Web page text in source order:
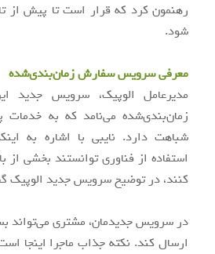
رهنمون کرد که قرار است تا پیش از
شود.
معرفی سرویس سفارش زمان‌بندی‌شده
مدیرعامل الوپیک، سرویس جدید
زمان‌بندی‌شده می‌نامد که به خدمات
شباهت دارد. نایبی با اشاره به
استفاده از فناوری توانستند بخشی از
کنند، در توضیح سرویس جدید الوپیک
در سرویس جدیدمان، مشتری می‌تواند
ارسال کند. نکته جذاب ماجرا اینجا